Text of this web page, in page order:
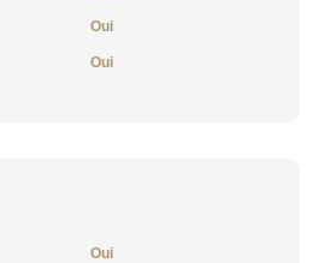
Oui
Oui
Oui